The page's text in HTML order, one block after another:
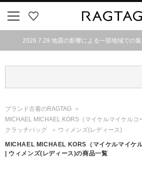
気
2026.7.29 地震の影響による一部地域での
ブランド古着のRAGTAG
MICHAEL MICHAEL KORS （マイケルマイケルコ
クラッチバッグ
ウィメンズ(レディース)
MICHAEL MICHAEL KORS （マイケルマイケ
| ウィメンズ(レディース)の商品一覧